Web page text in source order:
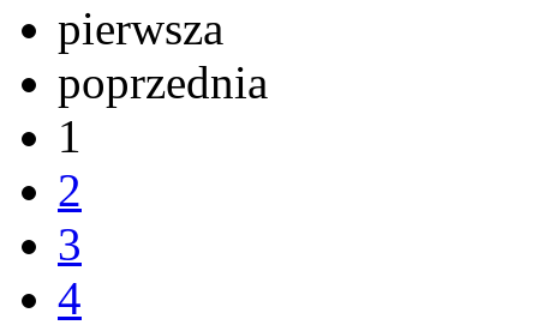
pierwsza
poprzednia
1
2
3
4